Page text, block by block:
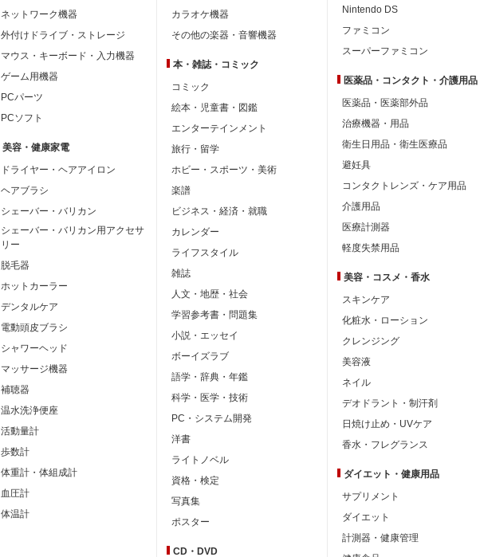
ネットワーク機器
外付けドライブ・ストレージ
マウス・キーボード・入力機器
ゲーム用機器
PCパーツ
PCソフト
美容・健康家電
ドライヤー・ヘアアイロン
ヘアブラシ
シェーバー・バリカン
シェーバー・バリカン用アクセサ
リー
脱毛器
ホットカーラー
デンタルケア
電動頭皮ブラシ
シャワーヘッド
マッサージ機器
補聴器
温水洗浄便座
活動量計
歩数計
体重計・体組成計
血圧計
体温計
カラオケ機器
その他の楽器・音響機器
本・雑誌・コミック
コミック
絵本・児童書・図鑑
エンターテインメント
旅行・留学
ホビー・スポーツ・美術
楽譜
ビジネス・経済・就職
カレンダー
ライフスタイル
雑誌
人文・地歴・社会
学習参考書・問題集
小説・エッセイ
ボーイズラブ
語学・辞典・年鑑
科学・医学・技術
PC・システム開発
洋書
ライトノベル
資格・検定
写真集
ポスター
CD・DVD
Nintendo DS
ファミコン
スーパーファミコン
医薬品・コンタクト・介護用品
医薬品・医薬部外品
治療機器・用品
衛生日用品・衛生医療品
避妊具
コンタクトレンズ・ケア用品
介護用品
医療計測器
軽度失禁用品
美容・コスメ・香水
スキンケア
化粧水・ローション
クレンジング
美容液
ネイル
デオドラント・制汗剤
日焼け止め・UVケア
香水・フレグランス
ダイエット・ 健康用品
サプリメント
ダイエット
計測器・健康管理